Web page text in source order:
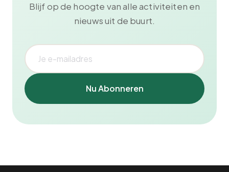
Blijf op de hoogte van alle activiteiten en
nieuws uit de buurt.
Nu Abonneren